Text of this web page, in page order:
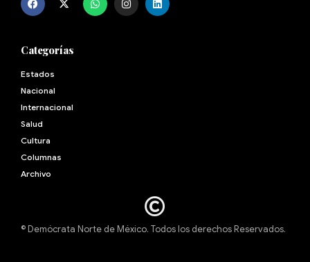
Categorías
Estados
Nacional
Internacional
Salud
Cultura
Archivo
© Demócrata Norte de México. Todos los derechos Reservados.